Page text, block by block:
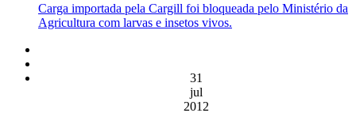
Carga importada pela Cargill foi bloqueada pelo Ministério da
Agricultura com larvas e insetos vivos.
31
jul
2012